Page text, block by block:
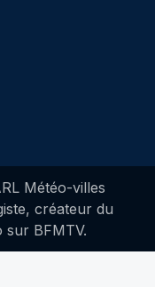
Météo-villes
créateur du
sur BFMTV.